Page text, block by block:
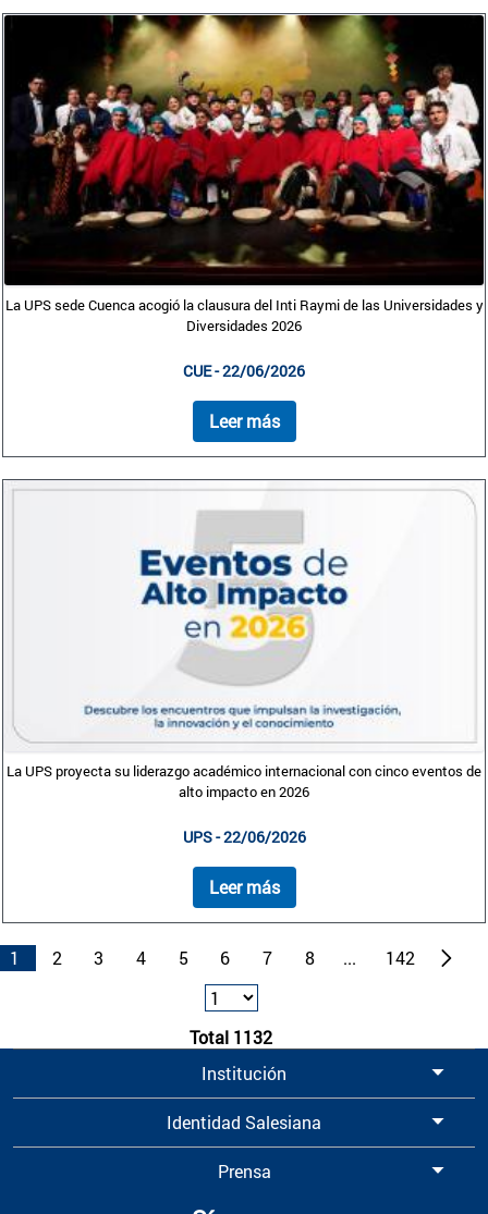
La UPS sede Cuenca acogió la clausura del Inti Raymi de las Universidades y
Diversidades 2026
CUE - 22/06/2026
Leer más
La UPS proyecta su liderazgo académico internacional con cinco eventos de
alto impacto en 2026
UPS - 22/06/2026
Leer más
1 2 3 4 5 6 7 8 ... 142
Total 1132
Institución
Identidad Salesiana
Prensa